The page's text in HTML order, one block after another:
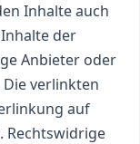
Inhalte auch
der
Anbieter oder
verlinkten
auf
Rechtswidrige